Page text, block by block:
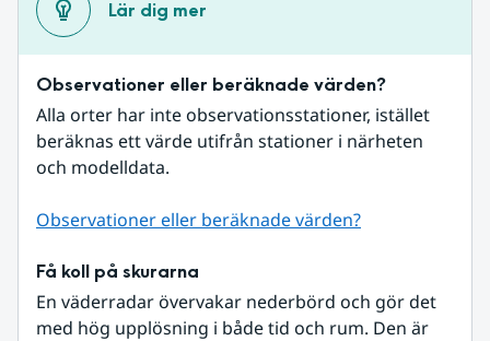
Lär dig mer
Observationer eller beräknade värden?
Alla orter har inte observationsstationer, istället
beräknas ett värde utifrån stationer i närheten
och modelldata.
Observationer eller beräknade värden?
Få koll på skurarna
En väderradar övervakar nederbörd och gör det
med hög upplösning i både tid och rum. Den är